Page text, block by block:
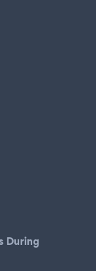
During